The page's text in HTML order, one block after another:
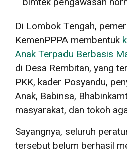
Di Lombok Tengah,
KemenPPPA membentuk
Anak Terpadu Berbasis
di Desa Rembitan, yang
PKK, kader Posyandu,
Anak, Babinsa,
masyarakat, dan tokoh
Sayangnya, seluruh
tersebut belum berhasil